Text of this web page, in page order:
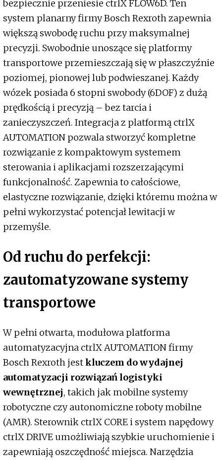
bezpiecznie przeniesie ctrlX FLOW6D. Ten
system planarny firmy Bosch Rexroth zapewnia
większą swobodę ruchu przy maksymalnej
precyzji. Swobodnie unoszące się platformy
transportowe przemieszczają się w płaszczyźnie
poziomej, pionowej lub podwieszanej. Każdy
wózek posiada 6 stopni swobody (6DOF) z dużą
prędkością i precyzją – bez tarcia i
zanieczyszczeń. Integracja z platformą ctrlX
AUTOMATION pozwala stworzyć kompletne
rozwiązanie z kompaktowym systemem
sterowania i aplikacjami rozszerzającymi
funkcjonalność. Zapewnia to całościowe,
elastyczne rozwiązanie, dzięki któremu można w
pełni wykorzystać potencjał lewitacji w
przemyśle.
Od ruchu do perfekcji:
zautomatyzowane systemy
transportowe
W pełni otwarta, modułowa platforma
automatyzacyjna ctrlX AUTOMATION firmy
Bosch Rexroth jestkluczem do wydajnej
automatyzacji rozwiązań logistyki
wewnętrznej, takich jak mobilne systemy
robotyczne czy autonomiczne roboty mobilne
(AMR). Sterownik ctrlX CORE i system napędowy
ctrlX DRIVE umożliwiają szybkie uruchomienie i
zapewniają oszczędność miejsca. Narzędzia